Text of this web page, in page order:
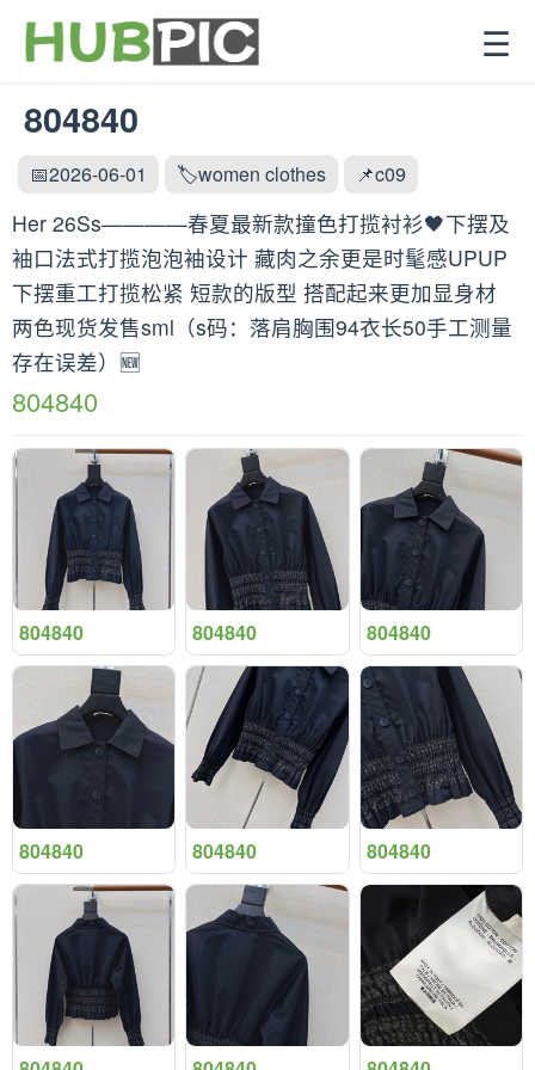
☰
804840
📅2026-06-01 🏷️women clothes 📌c09
Her 26Ss————春夏最新款撞色打揽衬衫🖤下摆及
袖口法式打揽泡泡袖设计 藏肉之余更是时髦感UPUP
下摆重工打揽松紧 短款的版型 搭配起来更加显身材
两色现货发售sml（s码：落肩胸围94衣长50手工测量
存在误差）🆕
804840
804840 804840 804840
804840 804840 804840